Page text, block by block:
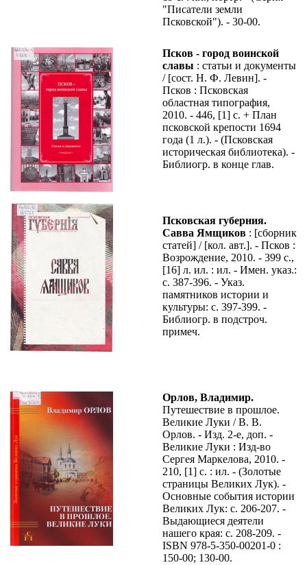
"Писатели земли
Псковской"). - 30-00.
Псков - город воинской
славы : статьи и документы
/ [сост. Н. Ф. Левин]. -
Псков : Псковская
областная типография,
2010. - 446, [1] с. + План
псковской крепости 1694
года (1 л.). - (Псковская
историческая библиотека). -
Библиогр. в конце глав.
Псковская губерния.
Савва Ямщиков : [сборник
статей] / [кол. авт.]. - Псков :
Возрождение, 2010. - 399 с.,
[16] л. ил. : ил. - Имен. указ.:
с. 387-396. - Указ.
памятников истории и
культуры: с. 397-399. -
Библиогр. в подстроч.
примеч.
Орлов, Владимир.
Путешествие в прошлое.
Великие Луки / В. В.
Орлов. - Изд. 2-е, доп. -
Великие Луки : Изд-во
Сергея Маркелова, 2010. -
210, [1] с. : ил. - (Золотые
страницы Великих Лук). -
Основные события истории
Великих Лук: с. 206-207. -
Выдающиеся деятели
нашего края: с. 208-209. -
ISBN 978-5-350-00201-0 :
150-00; 130-00.